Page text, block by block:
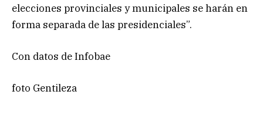
elecciones provinciales y municipales se harán en
forma separada de las presidenciales”.
Con datos de Infobae
foto Gentileza